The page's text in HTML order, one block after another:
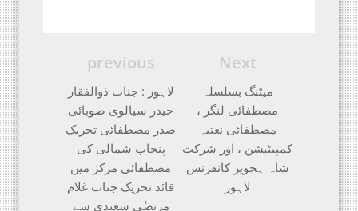
Next
میٹنگ بسلسلہ
مصطفائی لنگر ،
مصطفائی نعتیہ
کمپیٹیشن ، اور شرکت
شاہ ہجویر کانفرنس
لاہور
previous
لاہور : جناب ذوالفقار
حیدر سیالوی صوبائی
صدر مصطفائی تحریک
پنجاب شمالی کی
مصطفائی مرکز میں
قائد تحریک جناب غلام
مرتضٰی سعیدی سے